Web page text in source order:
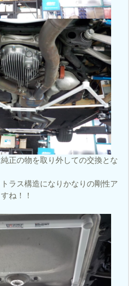
正の物を取り外しての交換とな
ラス構造になりかなりの剛性ア
ね！！